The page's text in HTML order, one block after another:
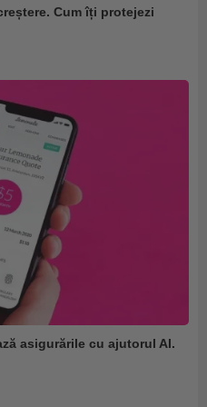
Cum îți protejezi
asigurările cu ajutorul AI.